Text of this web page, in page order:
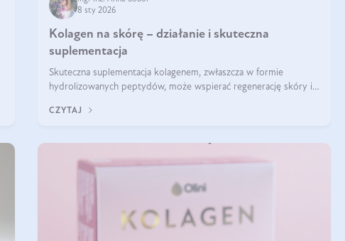
8 sty 2026
Kolagen na skórę – działanie i skuteczna
suplementacja
Skuteczna suplementacja kolagenem, zwłaszcza w formie
hydrolizowanych peptydów, może wspierać regenerację skóry i
regularnością stosowania.
CZYTAJ